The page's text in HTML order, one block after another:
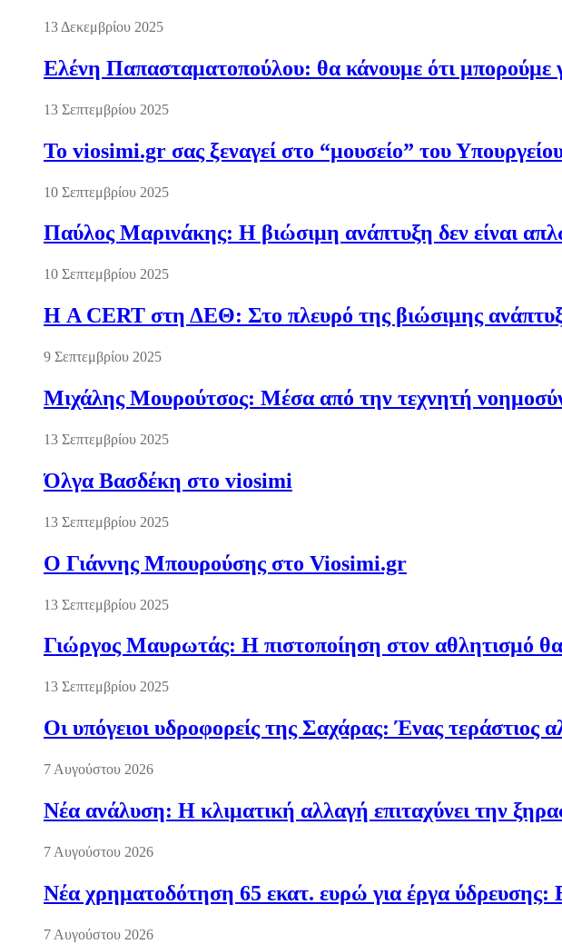
13 Δεκεμβρίου 2025
Ελένη Παπασταματοπούλου: θα κάνουμε ότι μπορούμε
13 Σεπτεμβρίου 2025
Το viosimi.gr σας ξεναγεί στο “μουσείο” του
10 Σεπτεμβρίου 2025
Παύλος Μαρινάκης: Η βιώσιμη ανάπτυξη δεν είναι
10 Σεπτεμβρίου 2025
Η A CERT στη ΔΕΘ: Στο πλευρό της βιώσιμης
9 Σεπτεμβρίου 2025
Μιχάλης Μουρούτσος: Μέσα από την τεχνητή
13 Σεπτεμβρίου 2025
Όλγα Βασδέκη στο viosimi
13 Σεπτεμβρίου 2025
Ο Γιάννης Μπουρούσης στο Viosimi.gr
13 Σεπτεμβρίου 2025
Γιώργος Μαυρωτάς: Η πιστοποίηση στον αθλητισμό
13 Σεπτεμβρίου 2025
Οι υπόγειοι υδροφορείς της Σαχάρας: Ένας τεράστιος
7 Αυγούστου 2026
Νέα ανάλυση: Η κλιματική αλλαγή επιταχύνει την
7 Αυγούστου 2026
Νέα χρηματοδότηση 65 εκατ. ευρώ για έργα ύδρευσης:
7 Αυγούστου 2026